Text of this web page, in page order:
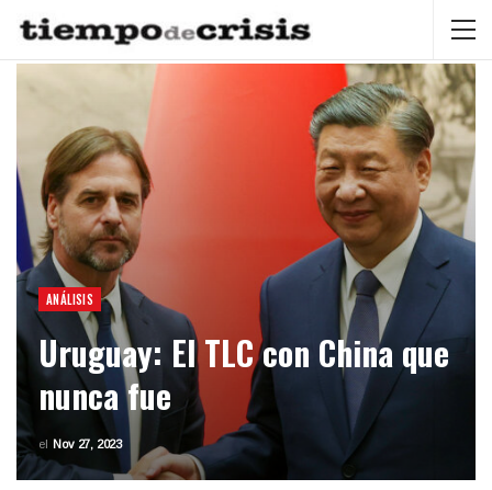
ANÁLISIS
Uruguay: El TLC con China que
nunca fue
el Nov 27, 2023